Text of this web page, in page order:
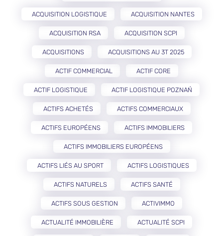
ACQUISITION LOGISTIQUE ACQUISITION NANTES
ACQUISITION RSA ACQUISITION SCPI
ACQUISITIONS ACQUISITIONS AU 3T 2025
ACTIF COMMERCIAL ACTIF CORE
ACTIF LOGISTIQUE ACTIF LOGISTIQUE POZNAŃ
ACTIFS ACHETÉS ACTIFS COMMERCIAUX
ACTIFS EUROPÉENS ACTIFS IMMOBILIERS
ACTIFS IMMOBILIERS EUROPÉENS
ACTIFS LIÉS AU SPORT ACTIFS LOGISTIQUES
ACTIFS NATURELS ACTIFS SANTÉ
ACTIFS SOUS GESTION ACTIVIMMO
ACTUALITÉ IMMOBILIÈRE ACTUALITÉ SCPI